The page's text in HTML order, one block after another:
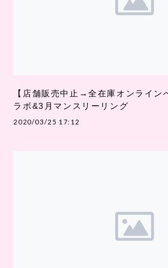
【店舗販売中止→全在庫オンライン
ラボ&3月マンスリーリング
2020/03/25 17:12